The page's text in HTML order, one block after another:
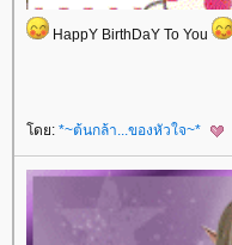
HappY BirthDaY To You
ดย: *~ต้นกล้า...ของหัวใจ~*